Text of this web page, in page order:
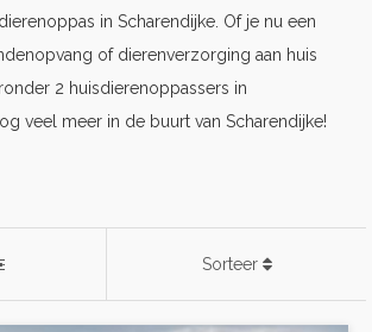
in Scharendijke. Of je nu een
of dierenverzorging aan huis
2 huisdierenoppassers in
veel meer in de buurt van Scharendijke!
Sorteer